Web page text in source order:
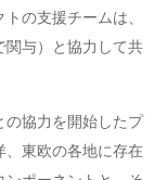
の支援チームは、
関与）と協力して共
の協力を開始したプ
、東欧の各地に存在